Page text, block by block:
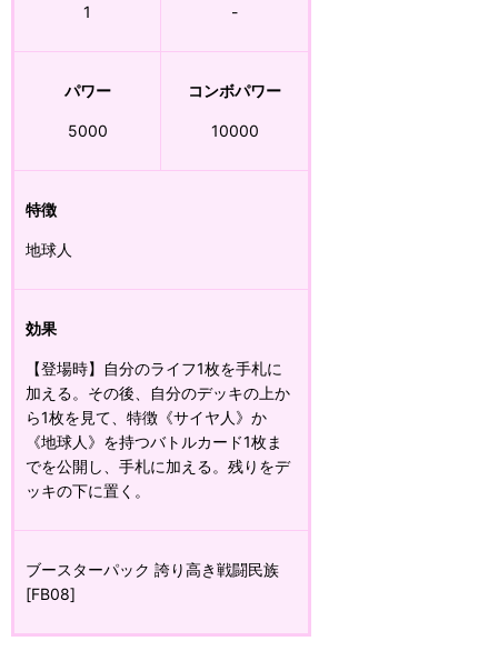
1 -
パワー
5000
コンボパワー
10000
特徴
地球人
効果
【登場時】自分のライフ1枚を手札に
加える。その後、自分のデッキの上か
ら1枚を見て、特徴《サイヤ人》か
《地球人》を持つバトルカード1枚ま
でを公開し、手札に加える。残りをデ
ッキの下に置く。
ブースターパック 誇り高き戦闘民族
[FB08]